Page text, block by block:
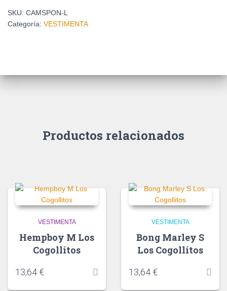
SKU: CAMSPON-L
Categoría: VESTIMENTA
Productos relacionados
VESTIMENTA
Hempboy M Los
Cogollitos
13,64 €
VESTIMENTA
Bong Marley S
Los Cogollitos
13,64 €